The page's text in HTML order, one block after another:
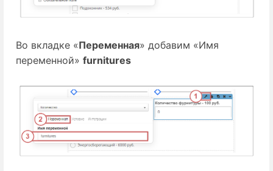
Во вкладке «Переменная» добавим «Имя
переменной» furnitures